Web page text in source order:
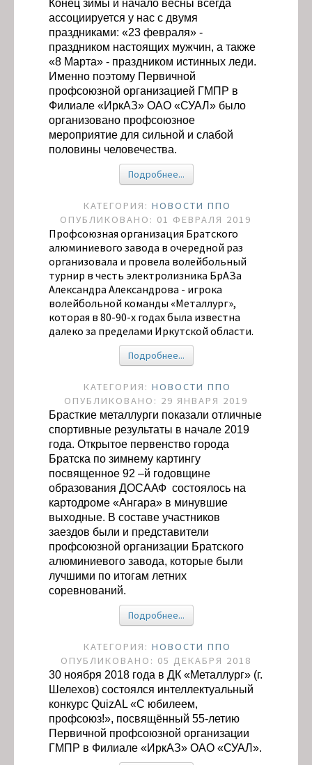
Конец зимы и начало весны всегда
ассоциируется у нас с двумя
праздниками: «23 февраля» -
праздником настоящих мужчин, а также
«8 Марта» - праздником истинных леди.
Именно поэтому Первичной
профсоюзной организацией ГМПР в
Филиале «ИркАЗ» ОАО «СУАЛ» было
организовано профсоюзное
мероприятие для сильной и слабой
половины человечества.
Подробнее...
КАТЕГОРИЯ: НОВОСТИ ППО
ОПУБЛИКОВАНО: 01 ФЕВРАЛЯ 2019
Профсоюзная организация Братского
алюминиевого завода в очередной раз
организовала и провела волейбольный
турнир в честь электролизника БрАЗа
Александра Александрова - игрока
волейбольной команды «Металлург»,
которая в 80-90-х годах была известна
далеко за пределами Иркутской области.
Подробнее...
КАТЕГОРИЯ: НОВОСТИ ППО
ОПУБЛИКОВАНО: 29 ЯНВАРЯ 2019
Брасткие металлурги показали отличные
спортивные результаты в начале 2019
года. Открытое первенство города
Братска по зимнему картингу
посвященное 92 –й годовщине
образования ДОСААФ состоялось на
картодроме «Ангара» в минувшие
выходные. В составе участников
заездов были и представители
профсоюзной организации Братского
алюминиевого завода, которые были
лучшими по итогам летних
соревнований.
Подробнее...
КАТЕГОРИЯ: НОВОСТИ ППО
ОПУБЛИКОВАНО: 05 ДЕКАБРЯ 2018
30 ноября 2018 года в ДК «Металлург» (г.
Шелехов) состоялся интеллектуальный
конкурс QuizAL «С юбилеем,
профсоюз!», посвящённый 55-летию
Первичной профсоюзной организации
ГМПР в Филиале «ИркАЗ» ОАО «СУАЛ».